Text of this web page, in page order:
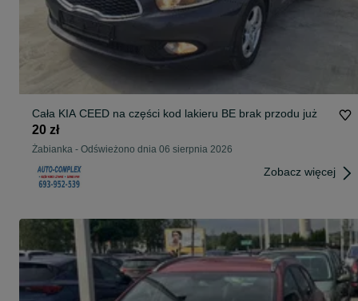
Cała KIA CEED na części kod lakieru BE brak przodu już
20 zł
Żabianka - Odświeżono dnia 06 sierpnia 2026
Zobacz więcej